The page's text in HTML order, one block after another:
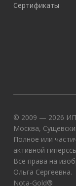
Сертификаты
© 2009 — 2026 ИП
Москва,
Полное или
активной
Все права на
Ольга Сергеевна.
Nota-Gold®